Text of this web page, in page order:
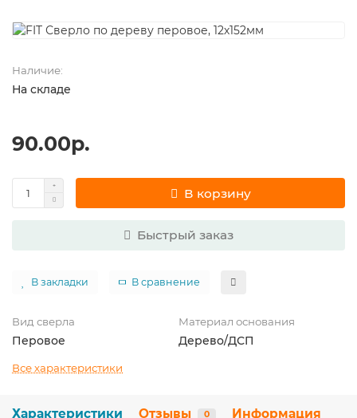
Наличие:
На складе
90.00р.
В корзину
Быстрый заказ
В закладки В сравнение
Вид сверла
Перовое
Материал основания
Дерево/ДСП
Все характеристики
Характеристики Отзывы 0 Информация